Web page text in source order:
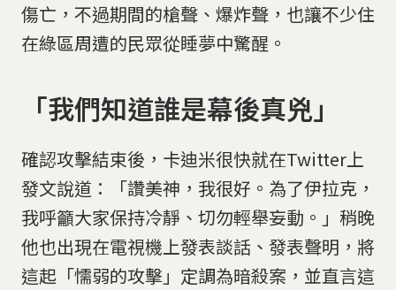
傷亡，不過期間的槍聲、爆炸聲，也讓不少住
在綠區周遭的民眾從睡夢中驚醒。
「我們知道誰是幕後真兇」
確認攻擊結束後，卡迪米很快就在Twitter上
發文說道：「讚美神，我很好。為了伊拉克，
我呼籲大家保持冷靜、切勿輕舉妄動。」稍晚
他也出現在電視機上發表談話、發表聲明，將
這起「懦弱的攻擊」定調為暗殺案，並直言這